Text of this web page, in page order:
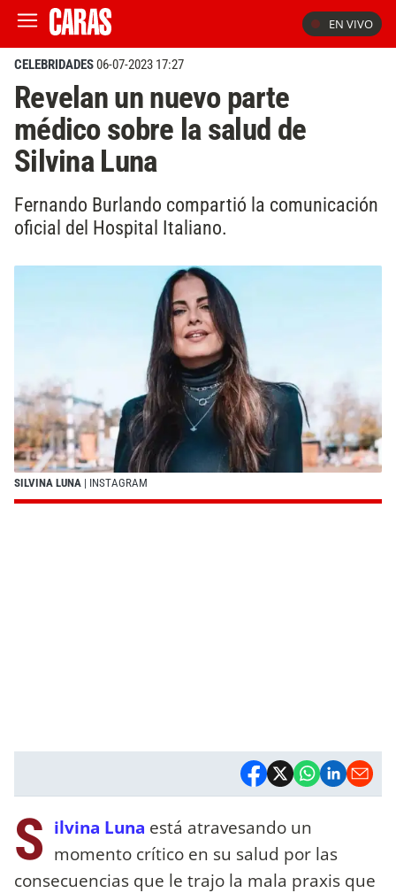
EN VIVO
CELEBRIDADES06-07-2023 17:27
Revelan un nuevo parte
médico sobre la salud de
Silvina Luna
Fernando Burlando compartió la comunicación
oficial del Hospital Italiano.
SILVINA LUNA | INSTAGRAM
S ilvina Luna está atravesando un
momento crítico en su salud por las
consecuencias que le trajo la mala praxis que